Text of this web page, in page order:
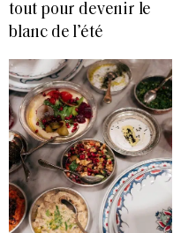
tout pour devenir le
blanc de l’été